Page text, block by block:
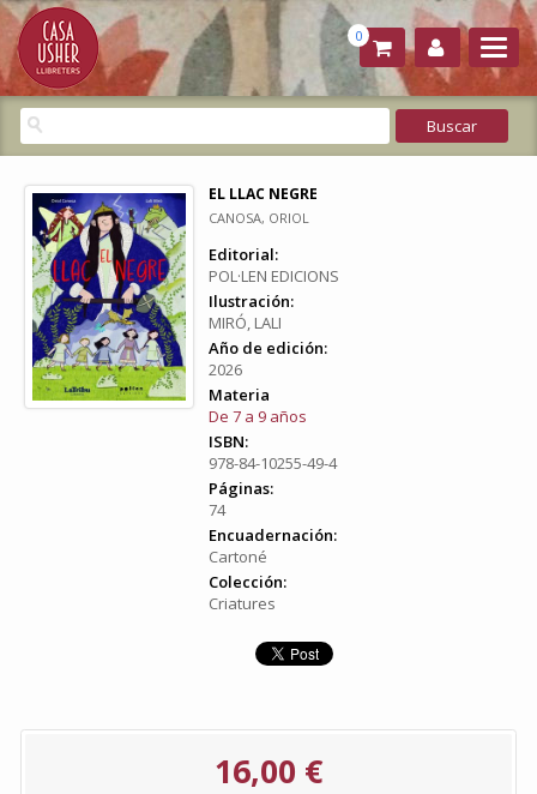
0
EL LLAC NEGRE
CANOSA, ORIOL
Editorial:
POL·LEN EDICIONS
Ilustración:
MIRÓ, LALI
Año de edición:
2026
Materia
De 7 a 9 años
ISBN:
978-84-10255-49-4
Páginas:
74
Encuadernación:
Cartoné
Colección:
Criatures
16,00 €